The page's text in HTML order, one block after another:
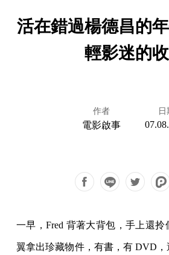
活在錯過楊德昌的
輕影迷的
作者
電影啟事
日
一早，Fred 背著大背包，手上還
翼拿出珍藏物件，有書，有 DVD